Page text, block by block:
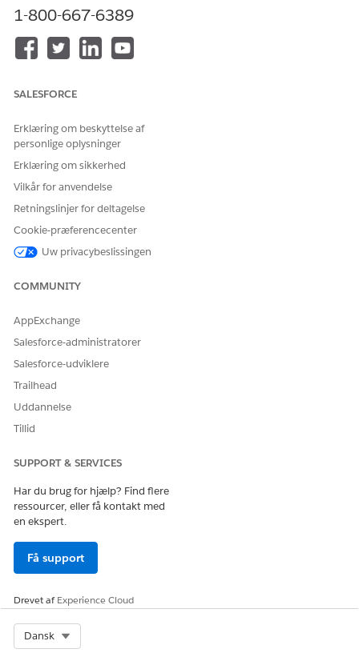
at:
Udforsk Group Benefits i Digital Forsikring
Giv os besked, så vi kan forbedre os!
1-800-667-6389
SALESFORCE
Erklæring om beskyttelse af
personlige oplysninger
Erklæring om sikkerhed
Vilkår for anvendelse
Retningslinjer for deltagelse
Cookie-præferencecenter
Uw privacybeslissingen
COMMUNITY
AppExchange
Salesforce-administratorer
Salesforce-udviklere
Trailhead
Uddannelse
Tillid
SUPPORT & SERVICES
Har du brug for hjælp? Find flere
ressourcer, eller få kontakt med
en ekspert.
Få support
Drevet afExperience Cloud
Dansk